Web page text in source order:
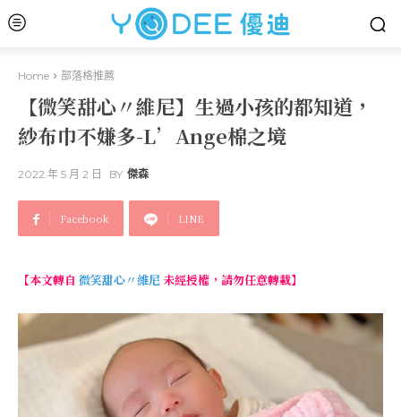
Home 部落格推薦
【微笑甜心〃維尼】生過小孩的都知道，
紗布巾不嫌多-L’Ange棉之境
2022 年 5 月 2 日 BY 傑森
Facebook LINE
【本文轉自 微笑甜心〃維尼未經授權，請勿任意轉載】